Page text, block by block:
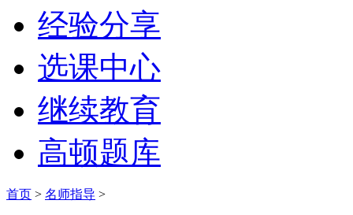
经验分享
选课中心
继续教育
高顿题库
首页 > 名师指导 >